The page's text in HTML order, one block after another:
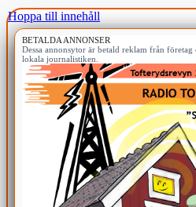
Hoppa till innehåll
BETALDA ANNONSER
Dessa annonsytor är betald reklam från
lokala journalistiken.